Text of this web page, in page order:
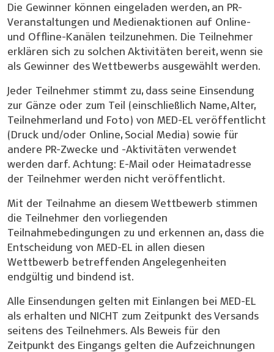
Die Gewinner können eingeladen werden, an PR-
Veranstaltungen und Medienaktionen auf Online-
und Offline-Kanälen teilzunehmen. Die Teilnehmer
erklären sich zu solchen Aktivitäten bereit, wenn sie
als Gewinner des Wettbewerbs ausgewählt werden.
Jeder Teilnehmer stimmt zu, dass seine Einsendung
zur Gänze oder zum Teil (einschließlich Name, Alter,
Teilnehmerland und Foto) von MED-EL veröffentlicht
(Druck und/oder Online, Social Media) sowie für
andere PR-Zwecke und -Aktivitäten verwendet
werden darf. Achtung: E-Mail oder Heimatadresse
der Teilnehmer werden nicht veröffentlicht.
Mit der Teilnahme an diesem Wettbewerb stimmen
die Teilnehmer den vorliegenden
Teilnahmebedingungen zu und erkennen an, dass die
Entscheidung von MED-EL in allen diesen
Wettbewerb betreffenden Angelegenheiten
endgültig und bindend ist.
Alle Einsendungen gelten mit Einlangen bei MED-EL
als erhalten und NICHT zum Zeitpunkt des Versands
seitens des Teilnehmers. Als Beweis für den
Zeitpunkt des Eingangs gelten die Aufzeichnungen